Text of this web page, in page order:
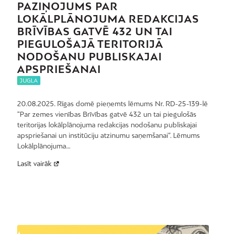
PAZIŅOJUMS PAR
LOKĀLPLĀNOJUMA REDAKCIJAS
BRĪVĪBAS GATVĒ 432 UN TAI
PIEGULOŠAJĀ TERITORIJĀ
NODOŠANU PUBLISKAJAI
APSPRIEŠANAI
JUGLA
20.08.2025. Rīgas domē pieņemts lēmums Nr. RD-25-139-lē
“Par zemes vienības Brīvības gatvē 432 un tai piegulošās
teritorijas lokālplānojuma redakcijas nodošanu publiskajai
apspriešanai un institūciju atzinumu saņemšanai”. Lēmums
Lokālplānojuma…
Lasīt vairāk